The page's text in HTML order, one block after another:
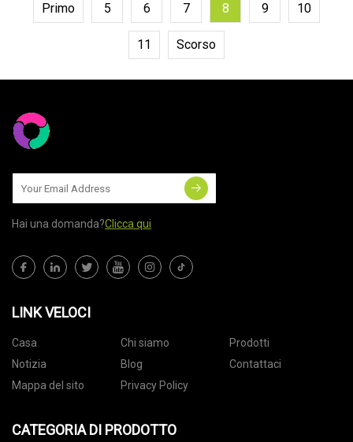
Primo 5 6 7 8 9 10
11 Scorso
Hai una domanda?Clicca qui
LINK VELOCI
Casa Chi siamo
Prodotti
Notizia
Blog
Contattaci
Mappa del sito
Privacy Policy
CATEGORIA DI PRODOTTO